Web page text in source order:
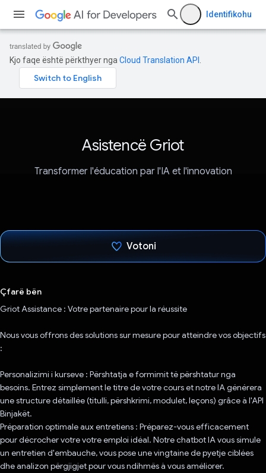
Identifikohu
Kjo faqe është përkthyer nga Cloud Translation API
Asistencë Griot
Transformer l'éducation par l'IA et l'innovation
Votoni
Çfarë bën
Griot Assistance : Votre partenaire pour la réussite
Nous vous offrons des solutions sur mesure pour atteindre vos objectifs
:
Personalizimi i kurseve : Përshtatja e formimit të përshtatur nga
besoins. Entrez simplement le titre de votre cours et notre IA générera
une structure détaillée (titulli, përshkrimi, modulet, leçons) grâce à l'API
Binjakët.
Préparation optimale aux entretiens : Préparez-vous efficacement
pour décrocher votre votre emploi idéal. Notre chatbot IA vous simule
un entretien d'embauche, vous pose une vingtaine de pyetje ciblées
dhe analizon përgjigjet pour vous ndihmës à vous améliorer.